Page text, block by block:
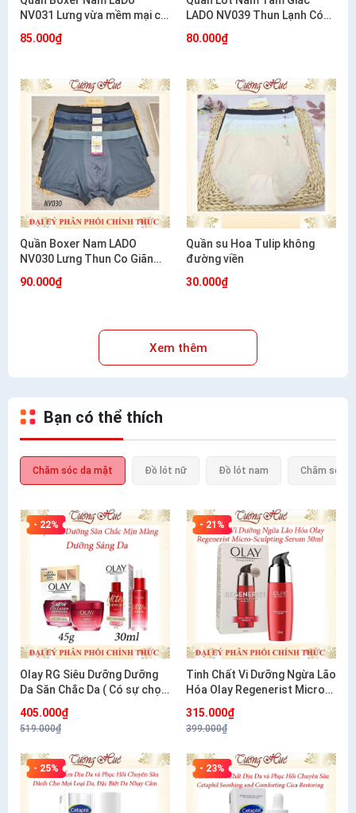
NV031 Lưng vừa mềm mại co
85.000₫
LADO NV039 Thun Lạnh Có
Mẻ
80.000₫
Quần Boxer Nam LADO
NV030 Lưng Thun Co Giãn
90.000₫
Quần su Hoa Tulip không
đường viền
30.000₫
Xem thêm
Bạn có thể thích
Chăm sóc da mặt Đồ lót nữ Đồ lót nam Chăm sóc
- 22%
Olay RG Siêu Dưỡng Dưỡng
Da Săn Chắc Da ( Có sự chọn
405.000₫
519.000₫
- 21%
Tinh Chất Vi Dưỡng Ngừa Lão
Hóa Olay Regenerist Micro-
315.000₫
399.000₫
- 25% - 23%